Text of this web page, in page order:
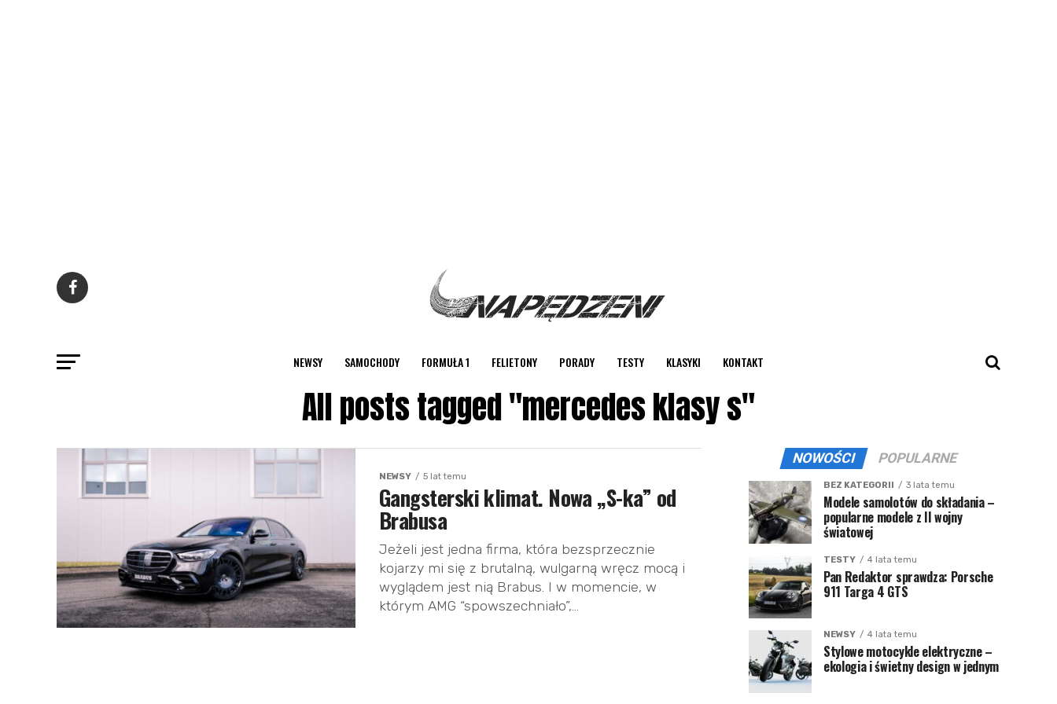
NEWSY SAMOCHODY FORMUŁA 1 FELIETONY PORADY TESTY KLASYKI KONTAKT
All posts tagged "mercedes klasy s"
NEWSY 5 lat temu
Gangsterski klimat. Nowa „S-ka” od
Brabusa
Jeżeli jest jedna firma, która bezsprzecznie
kojarzy mi się z brutalną, wulgarną wręcz mocą i
wyglądem jest nią Brabus. I w momencie, w
którym AMG “spowszechniało”,...
NOWOŚCI POPULARNE
BEZ KATEGORII 3 lata temu
Modele samolotów do składania –
popularne modele z II wojny
światowej
TESTY 4 lata temu
Pan Redaktor sprawdza: Porsche
911 Targa 4 GTS
NEWSY 4 lata temu
Stylowe motocykle elektryczne –
ekologia i świetny design w jednym